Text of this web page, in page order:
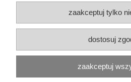
Informacje
O nas
Dołącz do nas!
zaakceptuj tylko
dostosuj
zaakceptuj